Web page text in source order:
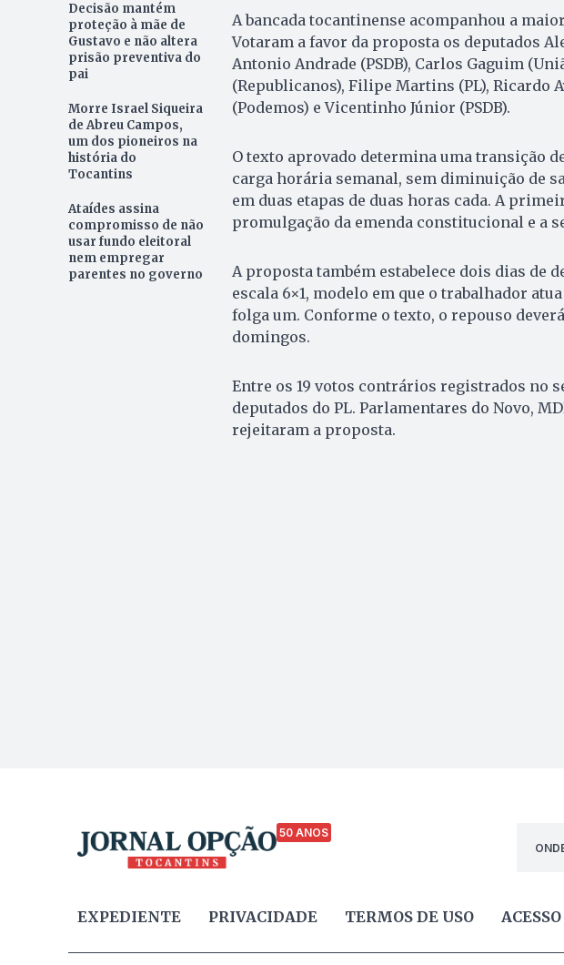
Decisão mantém
proteção à mãe de
Gustavo e não altera
prisão preventiva do
pai
Morre Israel Siqueira
de Abreu Campos,
um dos pioneiros na
história do
Tocantins
Ataídes assina
compromisso de não
usar fundo eleitoral
nem empregar
parentes no governo
A bancada tocantinense acompanhou a
Votaram a favor da proposta os deputados
Antonio Andrade (PSDB), Carlos Gaguim
(Republicanos), Filipe Martins (PL), Ricardo
(Podemos) e Vicentinho Júnior (PSDB).
O texto aprovado determina uma transição
carga horária semanal, sem diminuição de
em duas etapas de duas horas cada. A
promulgação da emenda constitucional e a
A proposta também estabelece dois dias de
escala 6×1, modelo em que o trabalhador
folga um. Conforme o texto, o repouso
domingos.
Entre os 19 votos contrários registrados no
deputados do PL. Parlamentares do Novo,
rejeitaram a proposta.
50 ANOS
EXPEDIENTE PRIVACIDADE TERMOS DE USO